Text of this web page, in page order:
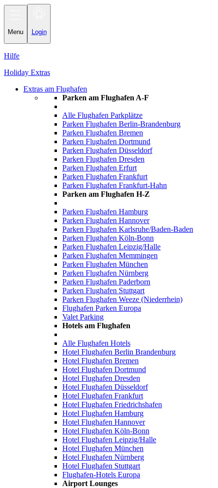
Menu Login
Hilfe
Holiday Extras
Extras am Flughafen
Parken am Flughafen A-F
Alle Flughafen Parkplätze
Parken Flughafen Berlin-Brandenburg
Parken Flughafen Bremen
Parken Flughafen Dortmund
Parken Flughafen Düsseldorf
Parken Flughafen Dresden
Parken Flughafen Erfurt
Parken Flughafen Frankfurt
Parken Flughafen Frankfurt-Hahn
Parken am Flughafen H-Z
Parken Flughafen Hamburg
Parken Flughafen Hannover
Parken Flughafen Karlsruhe/Baden-Baden
Parken Flughafen Köln-Bonn
Parken Flughafen Leipzig/Halle
Parken Flughafen Memmingen
Parken Flughafen München
Parken Flughafen Nürnberg
Parken Flughafen Paderborn
Parken Flughafen Stuttgart
Parken Flughafen Weeze (Niederrhein)
Flughafen Parken Europa
Valet Parking
Hotels am Flughafen
Alle Flughafen Hotels
Hotel Flughafen Berlin Brandenburg
Hotel Flughafen Bremen
Hotel Flughafen Dortmund
Hotel Flughafen Dresden
Hotel Flughafen Düsseldorf
Hotel Flughafen Frankfurt
Hotel Flughafen Friedrichshafen
Hotel Flughafen Hamburg
Hotel Flughafen Hannover
Hotel Flughafen Köln-Bonn
Hotel Flughafen Leipzig/Halle
Hotel Flughafen München
Hotel Flughafen Nürnberg
Hotel Flughafen Stuttgart
Flughafen-Hotels Europa
Airport Lounges